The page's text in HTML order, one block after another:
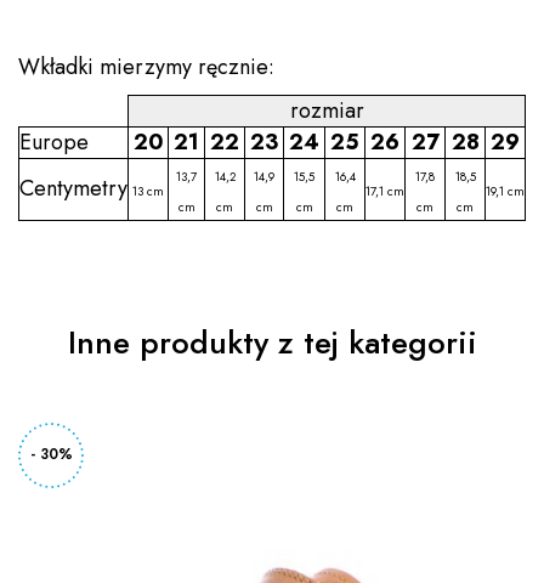
Wkładki mierzymy ręcznie:
rozmiar
Europe
20 21 22 23 24 25 26 27 28 29
Centymetry 13 cm
13,7
cm
14,2
cm
14,9
cm
15,5
cm
16,4
cm
17,1 cm
17,8
cm
18,5
cm
19,1 cm
Inne produkty z tej kategorii